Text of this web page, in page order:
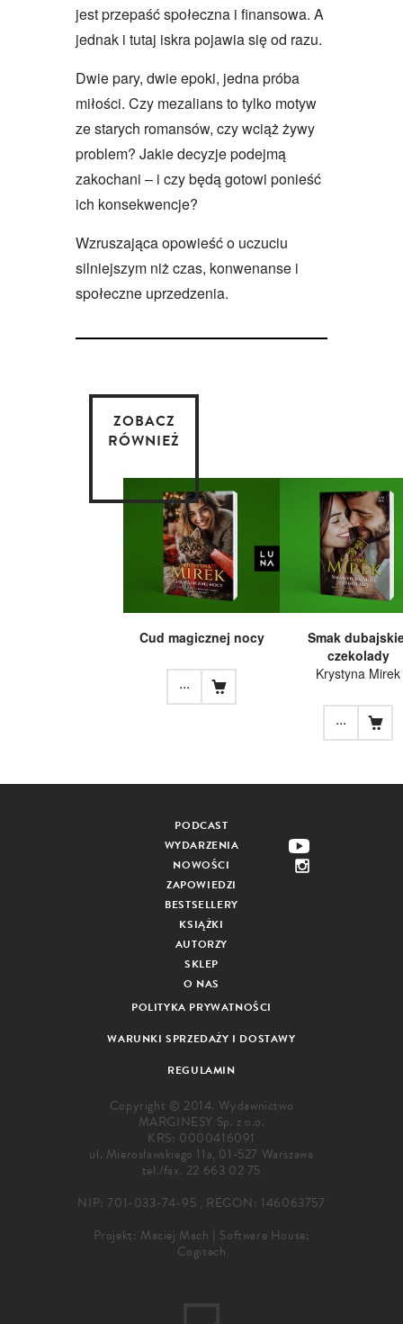
jest przepaść społeczna i finansowa. A
jednak i tutaj iskra pojawia się od razu.
Dwie pary, dwie epoki, jedna próba
miłości. Czy mezalians to tylko motyw
ze starych romansów, czy wciąż żywy
problem? Jakie decyzje podejmą
zakochani – i czy będą gotowi ponieść
ich konsekwencje?
Wzruszająca opowieść o uczuciu
silniejszym niż czas, konwenanse i
społeczne uprzedzenia.
ZOBACZ
RÓWNIEŻ
Cud magicznej nocy
...
Smak
czekolady
Krystyna Mirek
...
PODCAST
WYDARZENIA
NOWOŚCI
ZAPOWIEDZI
BESTSELLERY
KSIĄŻKI
AUTORZY
SKLEP
O NAS
POLITYKA PRYWATNOŚCI
WARUNKI SPRZEDAŻY I DOSTAWY
REGULAMIN
Copyright © 2014. Wydawnictwo
MARGINESY Sp. z o.o.
KRS: 0000416091
ul. Mierosławskiego 11a, 01-527 Warszawa
tel./fax. 22 663 02 75
NIP: 701-033-74-95 , REGON: 146063757
Projekt: Maciej Mach | Software House:
Cogitech